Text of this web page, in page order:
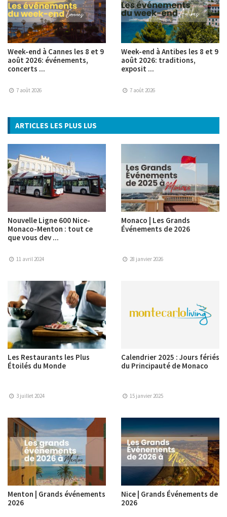
Week-end à Cannes les 8 et 9
août 2026: événements,
concerts ...
7 août 2026
Week-end à Antibes les 8 et 9
août 2026: traditions,
exposit ...
7 août 2026
ARTICLES LES PLUS LUS
Nouvelle Ligne 600 Nice-
Monaco-Menton : tout ce
que vous dev ...
11 avril 2024
Monaco | Les Grands
Événements de 2026
28 janvier 2026
Les Restaurants les Plus
Étoilés du Monde
3 juillet 2024
Calendrier 2025 : Jours fériés
du Principauté de Monaco
15 janvier 2025
Menton | Grands événements
2026
Nice | Grands Événements de
2026